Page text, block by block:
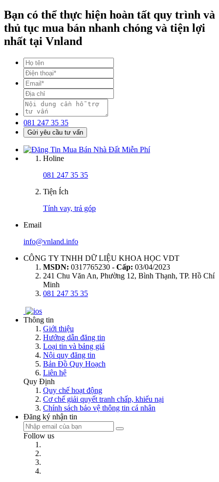
Bạn có thể thực hiện hoàn tất quy trình và
thủ tục mua bán nhanh chóng và tiện lợi
nhất tại Vnland
081 247 35 35
Gửi yêu cầu tư vấn
Holine
081 247 35 35
Tiện Ích
Tính vay, trả góp
Email
info@vnland.info
CÔNG TY TNHH DỮ LIỆU KHOA HỌC VDT
MSDN: 0317765230 - Cấp: 03/04/2023
241 Chu Văn An, Phường 12, Bình Thạnh, TP. Hồ Chí
Minh
081 247 35 35
Thông tin
Giới thiệu
Hướng dẫn đăng tin
Loại tin và bảng giá
Nội quy đăng tin
Bản Đồ Quy Hoạch
Liên hệ
Quy Định
Quy chế hoạt động
Cơ chế giải quyết tranh chấp, khiếu nại
Chính sách bảo vệ thông tin cá nhân
Đăng ký nhận tin
Follow us